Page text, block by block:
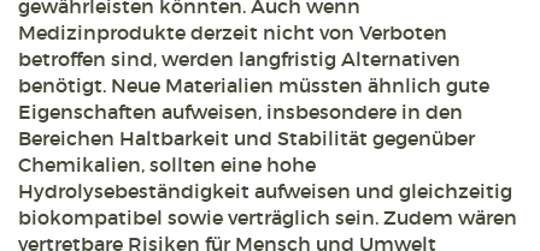
gewährleisten könnten. Auch wenn
Medizinprodukte derzeit nicht von Verboten
betroffen sind, werden langfristig Alternativen
benötigt. Neue Materialien müssten ähnlich gute
Eigenschaften aufweisen, insbesondere in den
Bereichen Haltbarkeit und Stabilität gegenüber
Chemikalien, sollten eine hohe
Hydrolysebeständigkeit aufweisen und gleichzeitig
biokompatibel sowie verträglich sein. Zudem wären
vertretbare Risiken für Mensch und Umwelt